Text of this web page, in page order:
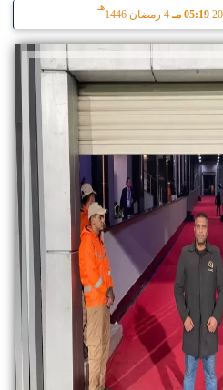
05:19 مـ 4 رمضان 1446
هـ